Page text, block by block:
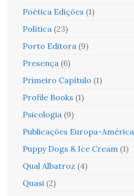
Poética Edições (1)
Política (23)
Porto Editora (9)
Presença (6)
Primeiro Capítulo (1)
Profile Books (1)
Psicologia (9)
Publicações Europa-América
Puppy Dogs & Ice Cream (1)
Qual Albatroz (4)
Quasi (2)